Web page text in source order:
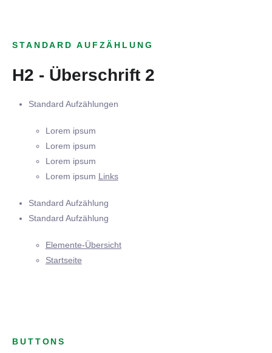
STANDARD AUFZÄHLUNG
H2 - Überschrift 2
Standard Aufzählungen
Lorem ipsum
Lorem ipsum
Lorem ipsum
Lorem ipsum Links
Standard Aufzählung
Standard Aufzählung
Elemente-Übersicht
Startseite
BUTTONS